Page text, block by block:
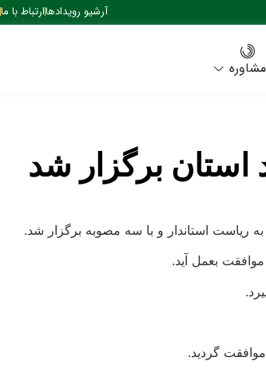
آرشیو رویدادهاارتباط با ما
مشاوره
استان برگزار شد
ریاست استاندار و با سه مصوبه برگزار شد.
بعمل آید.